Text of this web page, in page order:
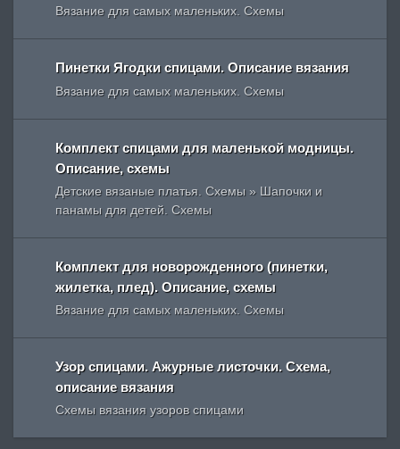
Вязание для самых маленьких. Схемы
Пинетки Ягодки спицами. Описание вязания
Вязание для самых маленьких. Схемы
Комплект спицами для маленькой модницы.
Описание, схемы
Детские вязаные платья. Схемы » Шапочки и
панамы для детей. Схемы
Комплект для новорожденного (пинетки,
жилетка, плед). Описание, схемы
Вязание для самых маленьких. Схемы
Узор спицами. Ажурные листочки. Схема,
описание вязания
Схемы вязания узоров спицами